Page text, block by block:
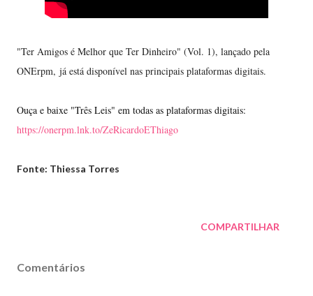
"Ter Amigos é Melhor que Ter Dinheiro" (Vol. 1), lançado pela
ONErpm, já está disponível nas principais plataformas digitais.
Ouça e baixe "Três Leis" em todas as plataformas digitais:
https://onerpm.lnk.to/ZeRicardoEThiago
Fonte: Thiessa Torres
COMPARTILHAR
Comentários